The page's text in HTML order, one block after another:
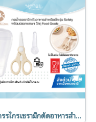
PK กรรไกรเซรามิกตัดอาหารสำหรับเด็ก รุ่น Safety พร้อมปุ่มล็อกนิรภัยและปลอกพกพา